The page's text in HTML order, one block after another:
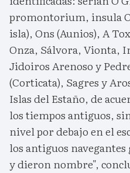
promontorium, insula
isla), Ons (Aunios), A
Onza, Sálvora, Vionta,
Jidoiros Arenoso y
(Corticata), Sagres y
Islas del Estaño, de
los tiempos antiguos,
nivel por debajo en el
los antiguos
y dieron nombre",